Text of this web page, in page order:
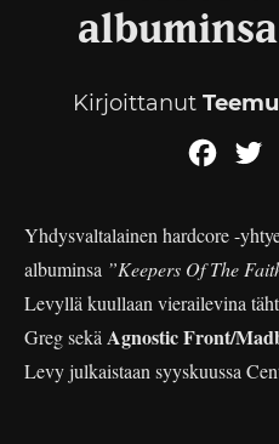
Kirjoittanut
Yhdysvaltalainen hardcore -
albuminsa ”Keepers Of The
Levyllä kuullaan vierailevina
Greg sekä Agnostic Front/
Levy julkaistaan syyskuussa